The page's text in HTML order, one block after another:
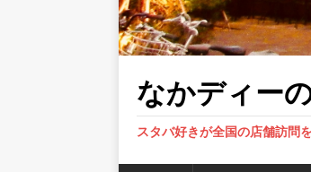
なかディー
スタバ好きが全国の店舗訪問